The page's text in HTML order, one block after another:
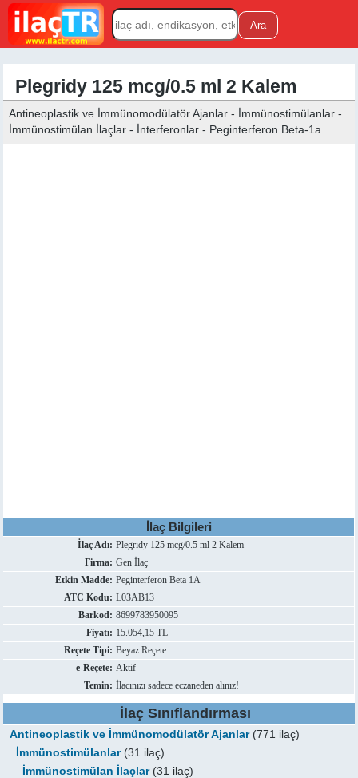
Plegridy 125 mcg/0.5 ml 2 Kalem
Antineoplastik ve İmmünomodülatör Ajanlar - İmmünostimülanlar -
İmmünostimülan İlaçlar - İnterferonlar - Peginterferon Beta-1a
İlaç Bilgileri
İlaç Adı: Plegridy 125 mcg/0.5 ml 2 Kalem
Firma: Gen İlaç
Etkin Madde: Peginterferon Beta 1A
ATC Kodu: L03AB13
Barkod: 8699783950095
Fiyatı: 15.054,15 TL
Reçete Tipi: Beyaz Reçete
e-Reçete: Aktif
Temin: İlacınızı sadece eczaneden alınız!
İlaç Sınıflandırması
Antineoplastik ve İmmünomodülatör Ajanlar(771 ilaç)
İmmünostimülanlar(31 ilaç)
İmmünostimülan İlaçlar(31 ilaç)